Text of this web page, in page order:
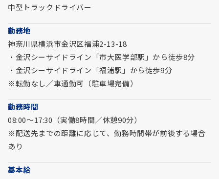
中型トラックドライバー
勤務地
神奈川県横浜市金沢区福浦2-13-18
・金沢シーサイドライン「市大医学部駅」から徒歩8分
・金沢シーサイドライン「福浦駅」から徒歩9分
※転勤なし／車通勤可（駐車場完備）
勤務時間
08:00～17:30（実働8時間／休憩90分）
※配送先までの距離に応じて、勤務時間帯が前後する場合
あり
基本給